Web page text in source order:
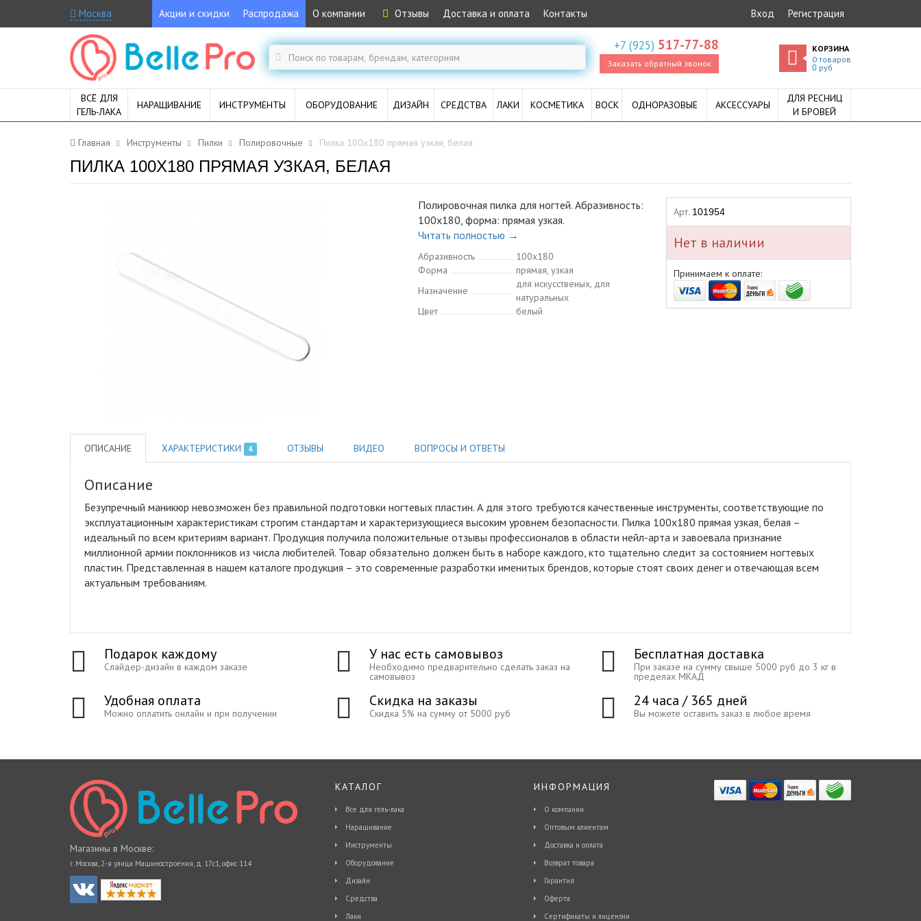
Москва Акции и скидки Распродажа О компании Отзывы Доставка и оплата Контакты Вход Регистрация
+7 (925) 517-77-88
Заказать обратный звонок
КОРЗИНА
0 товаров
0руб
ВСЁ ДЛЯ
ГЕЛЬ-ЛАКА
НАРАЩИВАНИЕ ИНСТРУМЕНТЫ ОБОРУДОВАНИЕ ДИЗАЙН СРЕДСТВА ЛАКИ КОСМЕТИКА ВОСК ОДНОРАЗОВЫЕ АКСЕССУАРЫ
ДЛЯ РЕСНИЦ
И БРОВЕЙ
Главная Инструменты Пилки Полировочные Пилка 100x180 прямая узкая, белая
ПИЛКА 100X180 ПРЯМАЯ УЗКАЯ, БЕЛАЯ
Полировочная пилка для ногтей. Абразивность:
100x180, форма: прямая узкая.
Читать полностью →
Абразивность
100x180
Форма
прямая, узкая
Назначение
для искусственых, для
натуральных
Цвет
белый
Арт. 101954
Нет в наличии
Принимаем к оплате:
ОПИСАНИЕ ХАРАКТЕРИСТИКИ 4 ОТЗЫВЫ ВИДЕО ВОПРОСЫ И ОТВЕТЫ
Описание
Безупречный маникюр невозможен без правильной подготовки ногтевых пластин. А для этого требуются качественные инструменты, соответствующие по
эксплуатационным характеристикам строгим стандартам и характеризующиеся высоким уровнем безопасности. Пилка 100x180 прямая узкая, белая –
идеальный по всем критериям вариант. Продукция получила положительные отзывы профессионалов в области нейл-арта и завоевала признание
миллионной армии поклонников из числа любителей. Товар обязательно должен быть в наборе каждого, кто тщательно следит за состоянием ногтевых
пластин. Представленная в нашем каталоге продукция – это современные разработки именитых брендов, которые стоят своих денег и отвечающая всем
актуальным требованиям.
Подарок каждому
Слайдер-дизайн в каждом заказе
У нас есть самовывоз
Необходимо предварительно сделать заказ на
самовывоз
Бесплатная доставка
При заказе на сумму свыше 5000 руб до 3 кг в
пределах МКАД
Удобная оплата
Можно оплатить онлайн и при получении
Скидка на заказы
Скидка 5% на сумму от 5000 руб
24 часа / 365 дней
Вы можете оставить заказ в любое время
Магазины в Москве:
г. Москва, 2-я улица Машиностроения, д. 17с1, офис 114
КАТАЛОГ
Все для гель-лака
Наращивание
Инструменты
Оборудование
Дизайн
Средства
Лаки
ИНФОРМАЦИЯ
О компании
Оптовым клиентам
Доставка и оплата
Возврат товара
Гарантия
Оферта
Сертификаты и лицензии